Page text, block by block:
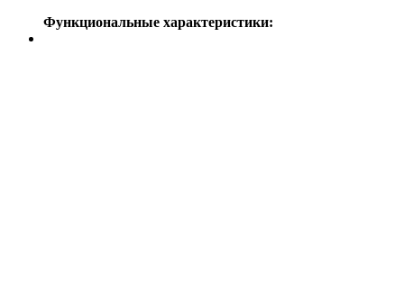
Функциональные характеристики: